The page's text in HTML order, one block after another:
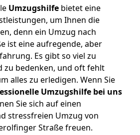
Umzugshilfe bietet eine
um Ihnen die
denn ein Umzug nach
ist eine aufregende, aber
Es gibt so viel zu
zu bedenken, und oft fehlt
alles zu erledigen. Wenn Sie
Umzugshilfe bei uns
Sie sich auf einen
stressfreien Umzug von
Straße freuen.